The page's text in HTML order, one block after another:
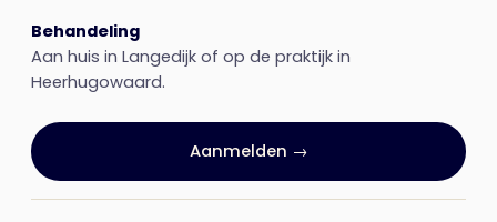
Behandeling
Aan huis in Langedijk of op de praktijk in
Heerhugowaard.
Aanmelden →